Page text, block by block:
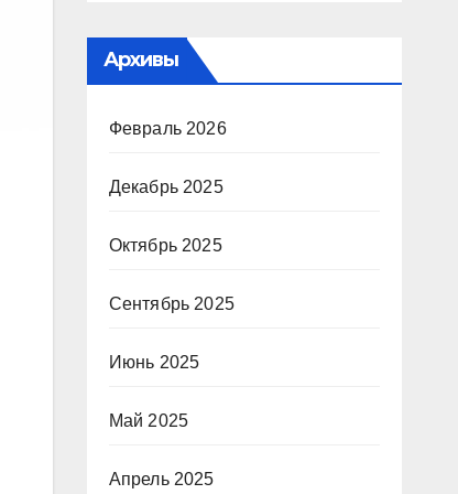
Архивы
Февраль 2026
Декабрь 2025
Октябрь 2025
Сентябрь 2025
Июнь 2025
Май 2025
Апрель 2025